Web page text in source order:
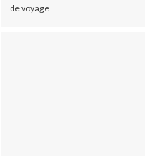
de voyage